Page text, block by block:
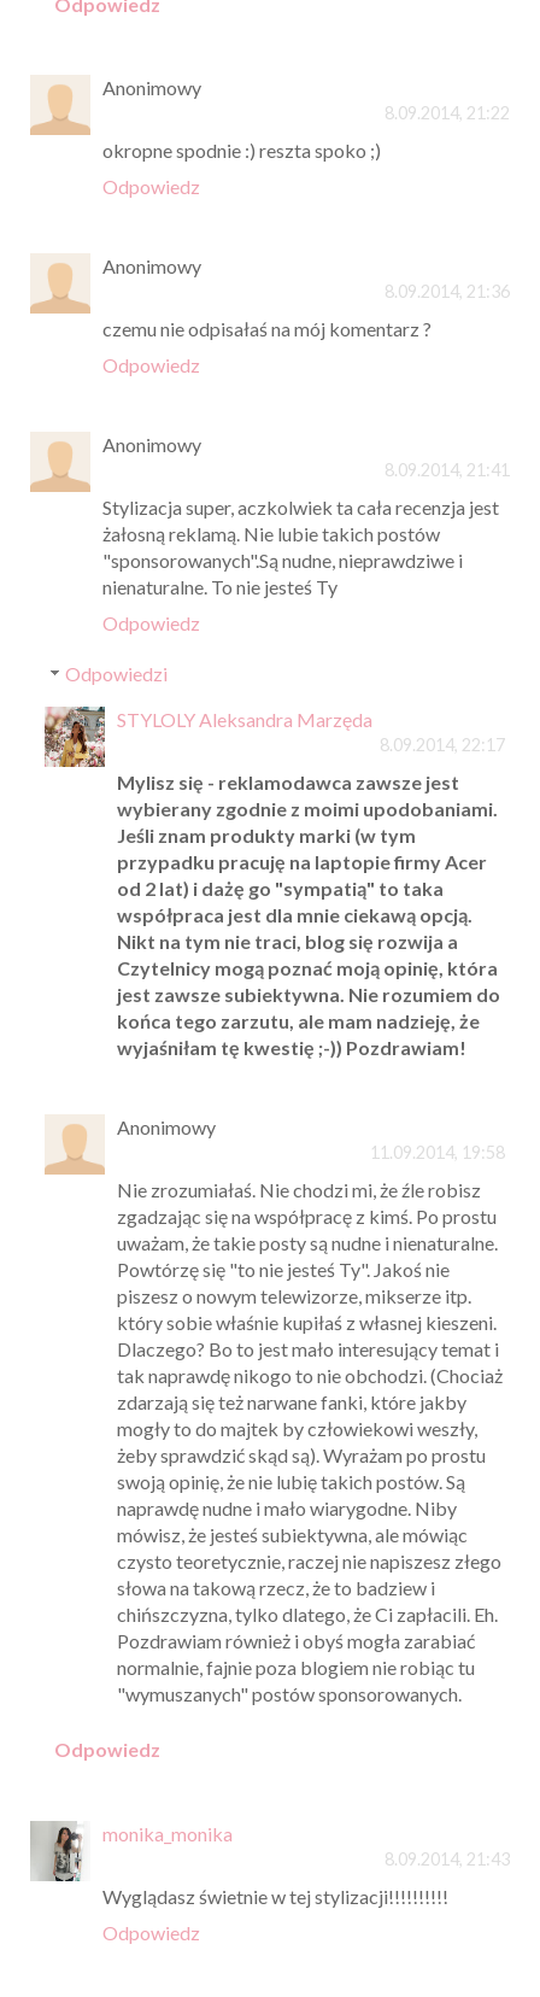
Anonimowy
8.09.2014, 21:22
okropne spodnie :) reszta spoko ;)
Odpowiedz
Anonimowy
8.09.2014, 21:36
czemu nie odpisałaś na mój komentarz ?
Odpowiedz
Anonimowy
8.09.2014, 21:41
Stylizacja super, aczkolwiek ta cała recenzja jest
żałosną reklamą. Nie lubie takich postów
"sponsorowanych".Są nudne, nieprawdziwe i
nienaturalne. To nie jesteś Ty
Odpowiedz
Odpowiedzi
STYLOLY Aleksandra Marzęda
8.09.2014, 22:17
Mylisz się - reklamodawca zawsze jest
wybierany zgodnie z moimi upodobaniami.
Jeśli znam produkty marki (w tym
przypadku pracuję na laptopie firmy Acer
od 2 lat) i dażę go "sympatią" to taka
współpraca jest dla mnie ciekawą opcją.
Nikt na tym nie traci, blog się rozwija a
Czytelnicy mogą poznać moją opinię, która
jest zawsze subiektywna. Nie rozumiem do
końca tego zarzutu, ale mam nadzieję, że
wyjaśniłam tę kwestię ;-)) Pozdrawiam!
Anonimowy
11.09.2014, 19:58
Nie zrozumiałaś. Nie chodzi mi, że źle robisz
zgadzając się na współpracę z kimś. Po prostu
uważam, że takie posty są nudne i nienaturalne.
Powtórzę się "to nie jesteś Ty". Jakoś nie
piszesz o nowym telewizorze, mikserze itp.
który sobie właśnie kupiłaś z własnej kieszeni.
Dlaczego? Bo to jest mało interesujący temat i
tak naprawdę nikogo to nie obchodzi. (Chociaż
zdarzają się też narwane fanki, które jakby
mogły to do majtek by człowiekowi weszły,
żeby sprawdzić skąd są). Wyrażam po prostu
swoją opinię, że nie lubię takich postów. Są
naprawdę nudne i mało wiarygodne. Niby
mówisz, że jesteś subiektywna, ale mówiąc
czysto teoretycznie, raczej nie napiszesz złego
słowa na takową rzecz, że to badziew i
chińszczyzna, tylko dlatego, że Ci zapłacili. Eh.
Pozdrawiam również i obyś mogła zarabiać
normalnie, fajnie poza blogiem nie robiąc tu
"wymuszanych" postów sponsorowanych.
Odpowiedz
monika_monika
8.09.2014, 21:43
Wyglądasz świetnie w tej stylizacji!!!!!!!!!!
Odpowiedz